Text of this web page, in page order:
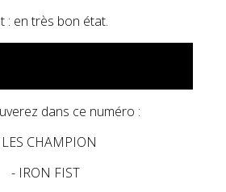
: en très bon état.
dans ce numéro :
CHAMPION
- IRON FIST